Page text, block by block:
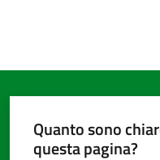
Quanto sono
questa pagina?